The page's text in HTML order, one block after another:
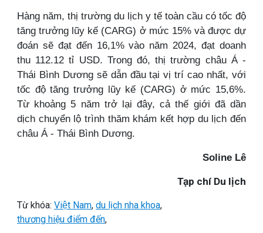
Hàng năm, thị trường du lịch y tế toàn cầu có tốc độ
tăng trưởng lũy kế (CARG) ở mức 15% và được dự
đoán sẽ đạt đến 16,1% vào năm 2024, đạt doanh
thu 112.12 tỉ USD. Trong đó, thị trường châu Á -
Thái Bình Dương sẽ dẫn đầu tại vị trí cao nhất, với
tốc độ tăng trưởng lũy kế (CARG) ở mức 15,6%.
Từ khoảng 5 năm trở lại đây, cả thế giới đã dần
dịch chuyển lộ trình thăm khám kết hợp du lịch đến
châu Á - Thái Bình Dương.
Soline Lê
Tạp chí Du lịch
Từ khóa: Việt Nam, du lịch nha khoa,
thương hiệu điểm đến,